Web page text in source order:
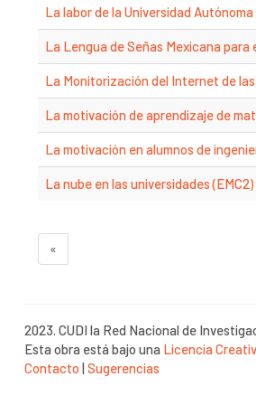
La labor de la Universidad
La Lengua de Señas Mexicana
La Monitorización del Internet de las
La motivación de aprendizaje de
La motivación en alumnos de
La nube en las universidades (EMC2)
«
2023. CUDI la Red Nacional de
Esta obra está bajo una Licencia
Contacto |Sugerencias